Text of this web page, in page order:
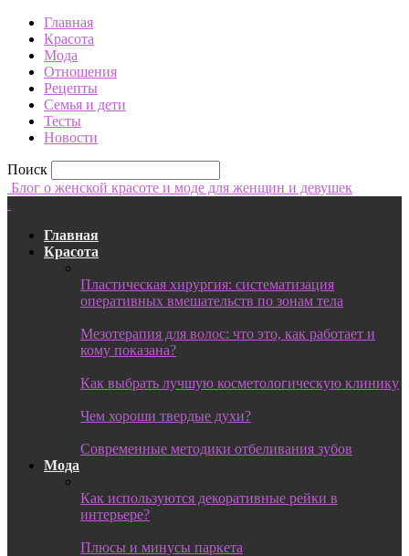
Главная
Красота
Мода
Отношения
Рецепты
Семья и дети
Тесты
Новости
Поиск
Блог о женской красоте и моде для женщин и девушек
Главная
Красота
Пластическая хирургия: систематизация
оперативных вмешательств по зонам тела
Мезотерапия для волос: что это, как работает и
кому показана?
Как выбрать лучшую косметологическую клинику
Чем хороши твердые духи?
Современные методики отбеливания зубов
Мода
Как используются декоративные рейки в
интерьере?
Плюсы и минусы паркета